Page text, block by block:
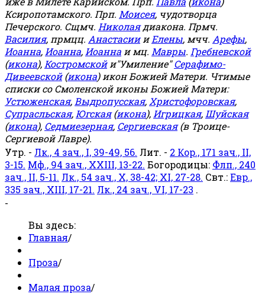
Ксиропотамского. Прп. Моисея, чудотворца
Печерского. Сщмч. Николаядиакона. Прмч.
Василия, прмцц. АнастасиииЕлены, мчч. Арефы,
Иоанна, Иоанна, Иоанна и мц. Мавры. Гребневской
(икона), Костромскойи"Умиление"Серафимо-
Дивеевской(икона) икон Божией Матери. Чтимые
списки со Смоленской иконы Божией Матери:
Устюженская, Выдропусская, Христофоровская,
Супрасльская, Югская(икона), Игрицкая, Шуйская
(икона), Седмиезерная, Сергиевская(в Троице-
Сергиевой Лавре).
Утр. - Лк., 4 зач., I, 39-49, 56. Лит. - 2 Кор., 171 зач., II,
3-15. Мф., 94 зач., XXIII, 13-22. Богородицы: Флп., 240
зач., II, 5-11. Лк., 54 зач., X, 38-42; XI, 27-28. Свт.:Евр.,
335 зач., XIII, 17-21. Лк., 24 зач., VI, 17-23 .
-
Вы здесь:
Главная/
Проза/
Малая проза/